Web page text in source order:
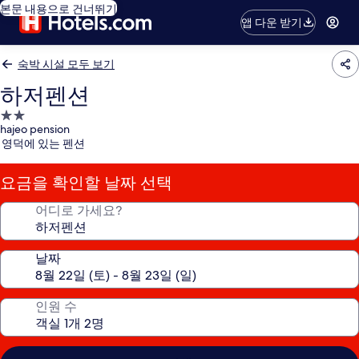
본문 내용으로 건너뛰기
앱 다운 받기
숙박 시설 모두 보기
하저펜션
2.0
성
급
숙
박
시
hajeo pension
영덕에 있는 펜션
요금을 확인할 날짜 선택
어디로 가세요?
날짜
인원 수